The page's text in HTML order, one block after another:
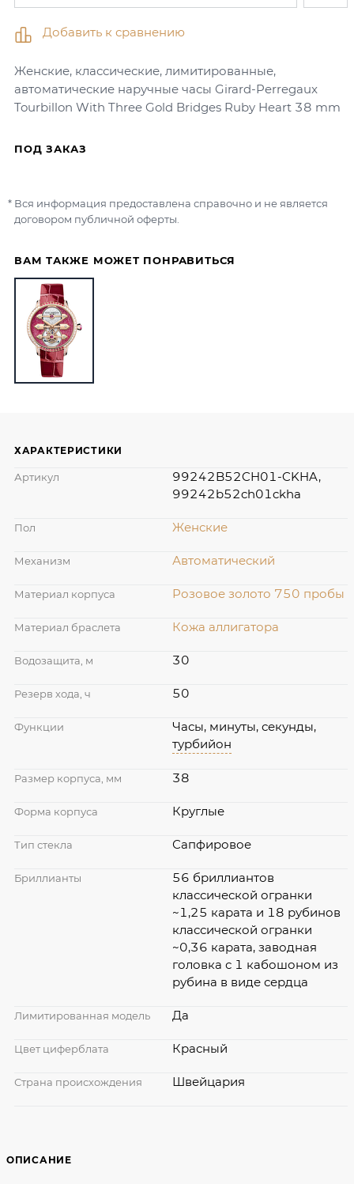
Женские, классические, лимитированные,
автоматические наручные часы Girard-Perregaux
Tourbillon With Three Gold Bridges Ruby Heart 38 mm
Добавить к сравнению
ВАМ ТАКЖЕ МОЖЕТ ПОНРАВИТЬСЯ
ПОД ЗАКАЗ
Вся информация предоставлена справочно и не является
договором публичной оферты.
ОПИСАНИЕ
ХАРАКТЕРИСТИКИ
Артикул
99242B52CH01-CKHA,
99242b52ch01ckha
Пол Женские
Механизм Автоматический
Материал корпуса Розовое золото 750 пробы
Материал браслета Кожа аллигатора
Водозащита, м 30
Резерв хода, ч 50
Функции
Часы, минуты, секунды,
турбийон
Размер корпуса, мм 38
Форма корпуса Круглые
Тип стекла Сапфировое
Бриллианты
56 бриллиантов
классической огранки
~1,25 карата и 18 рубинов
классической огранки
~0,36 карата, заводная
головка с 1 кабошоном из
рубина в виде сердца
Лимитированная модель Да
Цвет циферблата Красный
Страна происхождения Швейцария